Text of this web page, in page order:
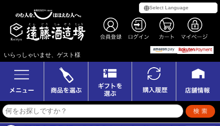
いらっしゃいませ、ゲスト様